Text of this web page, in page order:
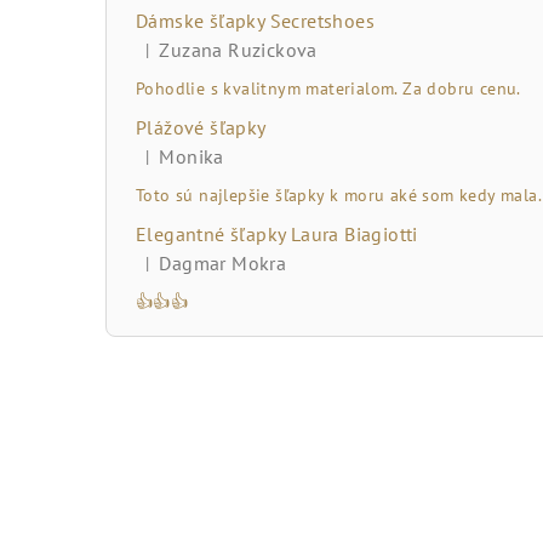
l
Dámske šľapky Secretshoes
Hodnotenie produktu je 5 z 5 hviezdičiek.
| Zuzana Ruzickova
Pohodlie s kvalitnym materialom. Za dobru cenu.
Plážové šľapky
Hodnotenie produktu je 5 z 5 hviezdičiek.
| Monika
Toto sú najlepšie šľapky k moru aké som kedy mala.
Elegantné šľapky Laura Biagiotti
Hodnotenie produktu je 5 z 5 hviezdičiek.
| Dagmar Mokra
👍👍👍